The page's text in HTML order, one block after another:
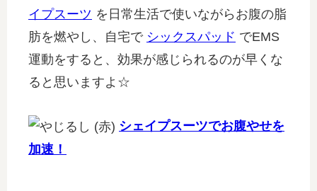
イプスーツ を日常生活で使いながらお腹の脂
肪を燃やし、自宅で シックスパッド でEMS
運動をすると、効果が感じられるのが早くな
ると思いますよ☆
シェイプスーツでお腹やせを
加速！